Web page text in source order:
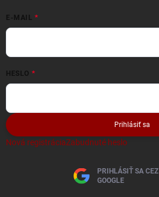
E-MAIL
HESLO
Prihlásiť sa
Nová registráciaZabudnuté heslo
PRIHLÁSIŤ SA CEZ
GOOGLE